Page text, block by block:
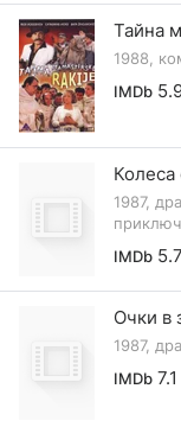
Тайна
1988,
IMDb
Колеса
1987,
IMDb 5.7
Очки в
1987,
IMDb 7.1